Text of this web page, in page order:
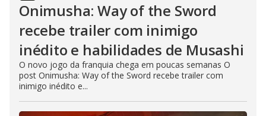
Onimusha: Way of the Sword
recebe trailer com inimigo
inédito e habilidades de Musashi
O novo jogo da franquia chega em poucas semanas O
post Onimusha: Way of the Sword recebe trailer com
inimigo inédito e...